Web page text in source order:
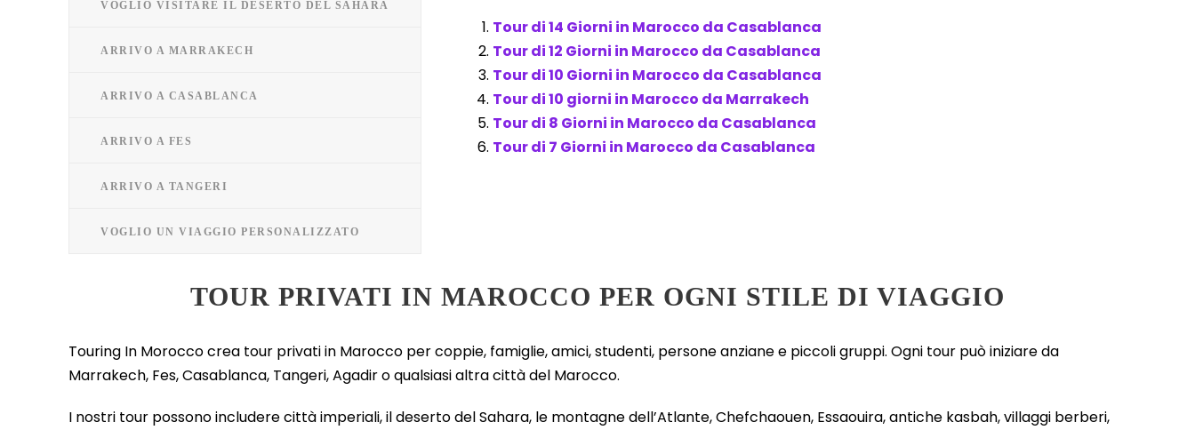
VOGLIO VISITARE IL DESERTO DEL SAHARA
ARRIVO A MARRAKECH
ARRIVO A CASABLANCA
ARRIVO A FES
ARRIVO A TANGERI
VOGLIO UN VIAGGIO PERSONALIZZATO
Tour di 14 Giorni in Marocco da Casablanca
Tour di 12 Giorni in Marocco da Casablanca
Tour di 10 Giorni in Marocco da Casablanca
Tour di 10 giorni in Marocco da Marrakech
Tour di 8 Giorni in Marocco da Casablanca
Tour di 7 Giorni in Marocco da Casablanca
TOUR PRIVATI IN MAROCCO PER OGNI STILE DI VIAGGIO
Touring In Morocco crea tour privati in Marocco per coppie, famiglie, amici, studenti, persone anziane e piccoli gruppi. Ogni tour può iniziare da
Marrakech, Fes, Casablanca, Tangeri, Agadir o qualsiasi altra città del Marocco.
I nostri tour possono includere città imperiali, il deserto del Sahara, le montagne dell’Atlante, Chefchaouen, Essaouira, antiche kasbah, villaggi berberi,